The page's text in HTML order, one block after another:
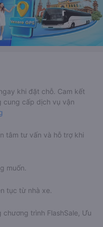
khi đặt chỗ. Cam kết
cung cấp dịch vụ vận
tâm tư vấn và hỗ trợ khi
muốn.
tục từ nhà xe.
trình FlashSale, Ưu